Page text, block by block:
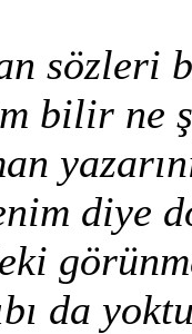
bilir ne
diye
da